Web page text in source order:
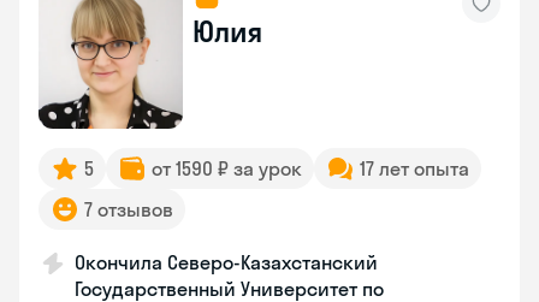
Юлия
5 от 1590 ₽ за урок
17 лет опыта
7 отзывов
Окончила Северо-Казахстанский
Государственный Университет по